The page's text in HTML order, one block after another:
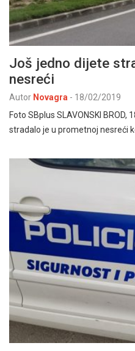
Još jedno dijete
nesreći
Autor Novagra - 18/02/2019
Foto SBplus SLAVONSKI
stradalo je u prometnoj nesreći